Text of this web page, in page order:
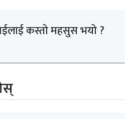
कस्तो महसुस भयो ?